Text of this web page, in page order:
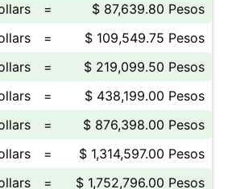
=
$ 87,639.80 Pesos
=
$ 109,549.75 Pesos
=
$ 219,099.50 Pesos
=
$ 438,199.00 Pesos
=
$ 876,398.00 Pesos
=
$ 1,314,597.00 Pesos
=
$ 1,752,796.00 Pesos